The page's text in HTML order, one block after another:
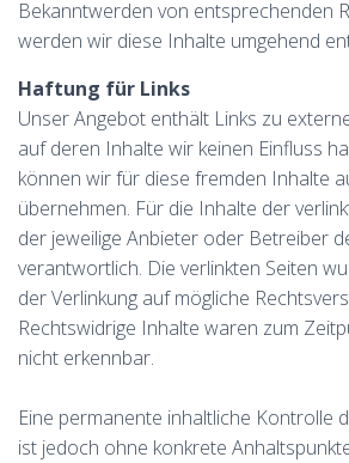
Bekanntwerden von entsprechenden
werden wir diese Inhalte umgehend
Haftung für Links
Unser Angebot enthält Links zu
auf deren Inhalte wir keinen Einfluss
können wir für diese fremden Inhalte
übernehmen. Für die Inhalte der
der jeweilige Anbieter oder Betreiber
verantwortlich. Die verlinkten Seiten
der Verlinkung auf mögliche
Rechtswidrige Inhalte waren zum
nicht erkennbar.
Eine permanente inhaltliche Kontrolle
ist jedoch ohne konkrete